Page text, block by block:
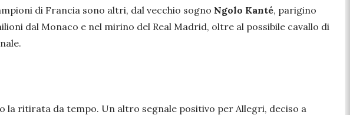
di Francia sono altri, dal vecchio sogno Ngolo Kanté, parigino
dal Monaco e nel mirino del Real Madrid, oltre al possibile cavallo di
la ritirata da tempo. Un altro segnale positivo per Allegri, deciso a